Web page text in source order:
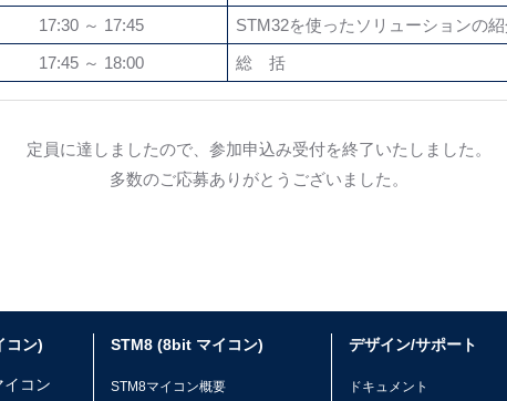
17:30 ～ 17:45
STM32を使ったソリューションの
17:45 ～ 18:00
総 括
定員に達しましたので、参加申込み受付を終了いたしました。
多数のご応募ありがとうございました。
コン)
イコン
STM8 (8bit マイコン)
STM8マイコン概要
デザイン/サポート
ドキュメント